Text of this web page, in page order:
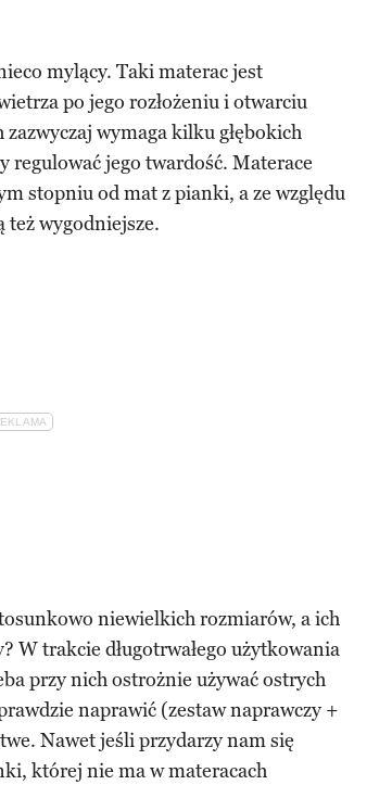
mylący. Taki materac jest
po jego rozłożeniu i otwarciu
wymaga kilku głębokich
jego twardość. Materace
stopniu od mat z pianki, a ze względu
wygodniejsze.
niewielkich rozmiarów, a ich
W trakcie długotrwałego użytkowania
przy nich ostrożnie używać ostrych
naprawić (zestaw naprawczy +
Nawet jeśli przydarzy nam się
której nie ma w materacach